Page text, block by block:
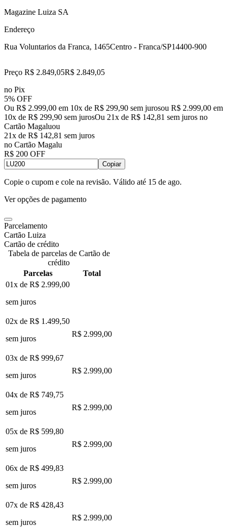
Magazine Luiza SA
Endereço
Rua Voluntarios da Franca, 1465Centro - Franca/SP14400-900
Preço R$ 2.849,05R$ 2.849,05
no Pix
5% OFF
Ou R$ 2.999,00 em 10x de R$ 299,90 sem jurosou R$ 2.999,00 em
10x de R$ 299,90 sem jurosOu 21x de R$ 142,81 sem juros no
Cartão Magaluou
21x de R$ 142,81 sem juros
no Cartão Magalu
R$ 200 OFF
Copiar
Copie o cupom e cole na revisão. Válido até 15 de ago.
Ver opções de pagamento
Parcelamento
Cartão Luiza
Cartão de crédito
Tabela de parcelas de Cartão de
crédito
Parcelas
Total
01x de R$ 2.999,00
sem juros
02x de R$ 1.499,50
sem juros
R$ 2.999,00
03x de R$ 999,67
sem juros
R$ 2.999,00
04x de R$ 749,75
sem juros
R$ 2.999,00
05x de R$ 599,80
sem juros
R$ 2.999,00
06x de R$ 499,83
sem juros
R$ 2.999,00
07x de R$ 428,43
sem juros
R$ 2.999,00